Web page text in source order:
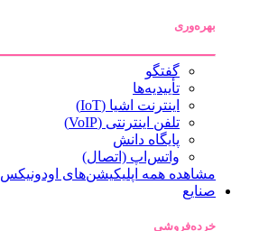
بهره‌وری
گفتگو
تأییدیه‌ها
اینترنت اشیا (IoT)
تلفن اینترنتی (VoIP)
پایگاه دانش
واتس‌اپ (اتصال)
مشاهده همه اپلیکیشن‌های اودونیکس
صنایع
خرده‌فروشی